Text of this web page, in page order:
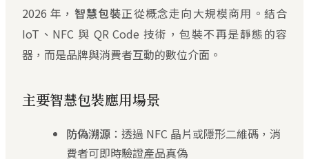
2026 年， 智慧包裝正從概念走向大規模商用。結合
IoT、NFC 與 QR Code 技術，包裝不再是靜態的容
器，而是品牌與消費者互動的數位介面。
主要智慧包裝應用場景
防偽溯源 ：透過 NFC 晶片或隱形二維碼，消
費者可即時驗證產品真偽